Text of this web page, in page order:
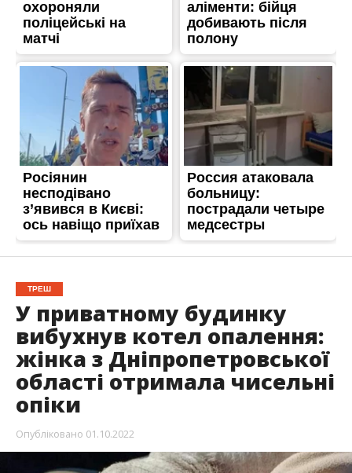
ТРЕШ
У приватному будинку
вибухнув котел опалення:
жінка з Дніпропетровської
області отримала чисельні
опіки
Опубліковано 01.10.2022